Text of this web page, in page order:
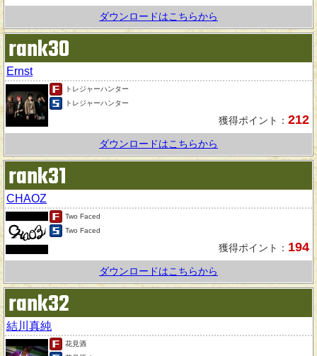
ダウンロードはこちらから
rank30
Ernst
トレジャーハンター
トレジャーハンター
獲得ポイント： 212
ダウンロードはこちらから
rank31
CHAOZ
Two Faced
Two Faced
獲得ポイント： 194
ダウンロードはこちらから
rank32
結川真純
花見酒